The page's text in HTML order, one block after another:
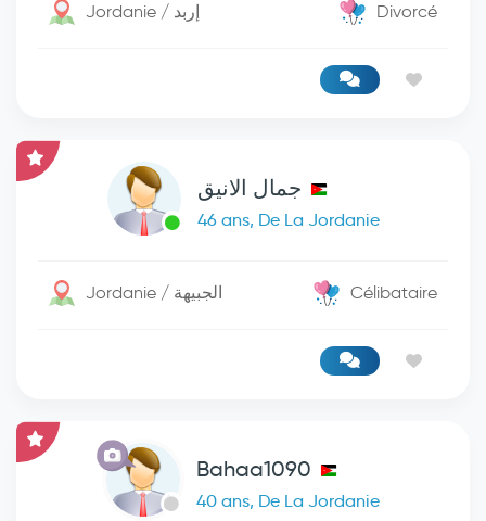
Jordanie / إربد Divorcé
جمال الانيق
46 ans, De La Jordanie
Jordanie / الجبيهة Célibataire
Bahaa1090
40 ans, De La Jordanie